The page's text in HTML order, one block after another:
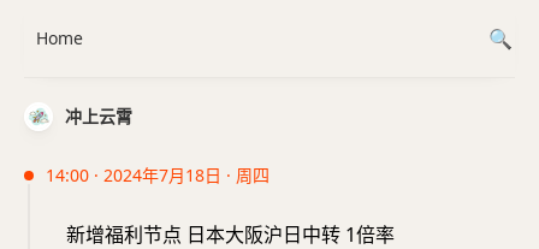
冲上云霄
14:00 · 2024年7月18日 · 周四
新增福利节点 日本大阪沪日中转 1倍率
Home